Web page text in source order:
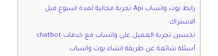
رابط بوت واتساب Api تجربة مجانية لمدة اسبوع قبل
الاشتراك
تحسين تجربة العميل على واتساب مع خدمات chatbot
أسئلة شائعة عن طريقة انشاء بوت واتساب